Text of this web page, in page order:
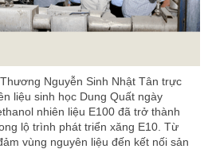
Nguyễn Sinh Nhật Tân trực
liệu sinh học Dung Quất ngày
nhiên liệu E100 đã trở thành
lộ trình phát triển xăng E10. Từ
vùng nguyên liệu đến kết nối sản